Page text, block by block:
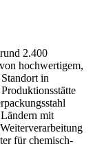
2.400
hochwertigem,
in
mit
für chemisch-